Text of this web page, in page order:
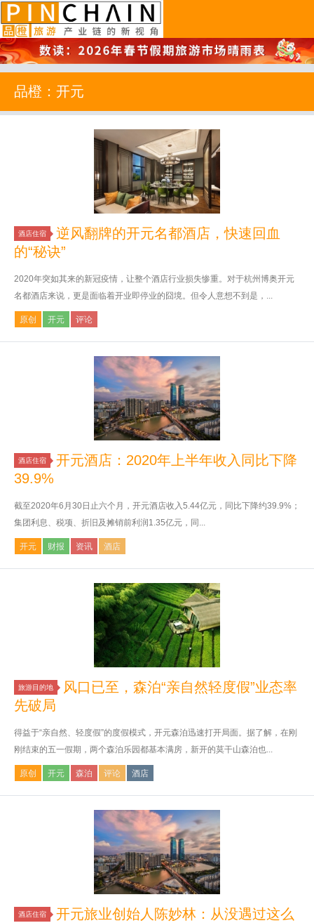
品橙旅游
品橙：开元
酒店住宿
逆风翻牌的开元名都酒店，快速回血
的“秘诀”
2020年突如其来的新冠疫情，让整个酒店行业损失惨重。对于杭州博奥开元
名都酒店来说，更是面临着开业即停业的囧境。但令人意想不到是，...
原创 开元 评论
酒店住宿
开元酒店：2020年上半年收入同比下降
39.9%
截至2020年6月30日止六个月，开元酒店收入5.44亿元，同比下降约39.9%；
集团利息、税项、折旧及摊销前利润1.35亿元，同...
开元 财报 资讯 酒店
旅游目的地
风口已至，森泊“亲自然轻度假”业态率
先破局
得益于“亲自然、轻度假”的度假模式，开元森泊迅速打开局面。据了解，在刚
刚结束的五一假期，两个森泊乐园都基本满房，新开的莫干山森泊也...
原创 开元 森泊 评论 酒店
酒店住宿
开元旅业创始人陈妙林：从没遇过这么